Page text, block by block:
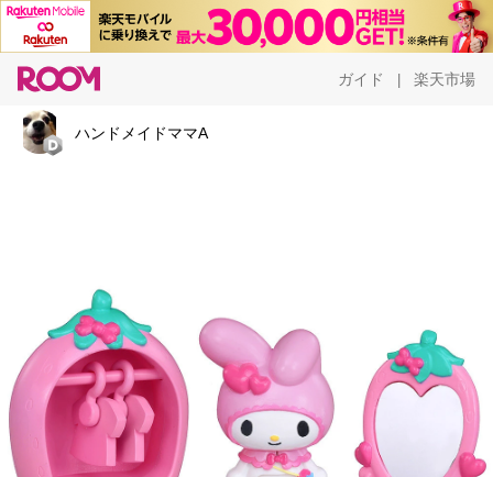
ガイド 楽天市場
ハンドメイドママA